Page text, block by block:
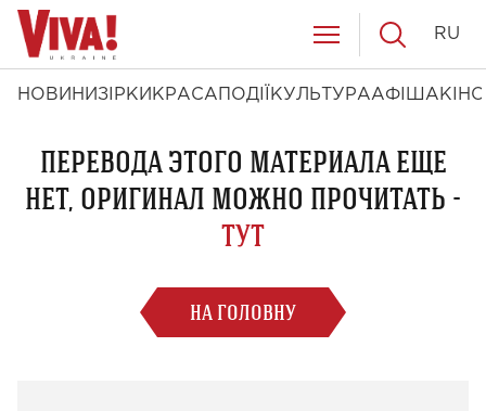
НОВИНИ ЗІРКИ КРАСА ПОДІЇ КУЛЬТУРААФІША КІНО
RU
ПЕРЕВОДА ЭТОГО МАТЕРИАЛА ЕЩЕ
НЕТ, ОРИГИНАЛ МОЖНО ПРОЧИТАТЬ -
ТУТ
НА ГОЛОВНУ